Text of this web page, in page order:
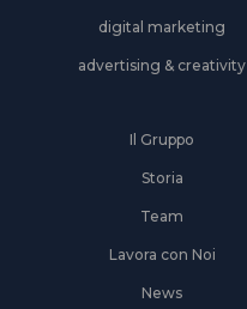
digital marketing
advertising & creativity
Il Gruppo
Storia
Team
Lavora con Noi
News